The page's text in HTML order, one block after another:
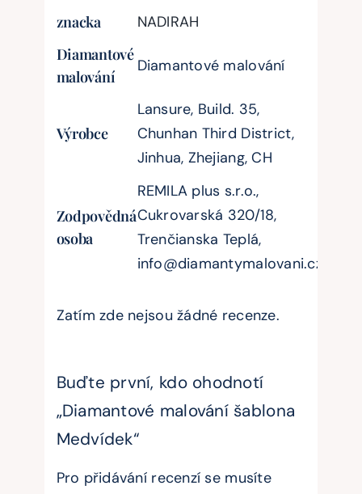
znacka
NADIRAH
Diamantové
malování
Diamantové malování
Výrobce
Lansure, Build. 35,
Chunhan Third District,
Jinhua, Zhejiang, CH
Zodpovědná
osoba
REMILA plus s.r.o.,
Cukrovarská 320/18,
Trenčianska Teplá,
info@diamantymalovani.cz
Zatím zde nejsou žádné recenze.
Buďte první, kdo ohodnotí
„Diamantové malování šablona
Medvídek“
Pro přidávání recenzí se musíte